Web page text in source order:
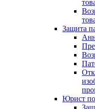
Защита
Юрист по